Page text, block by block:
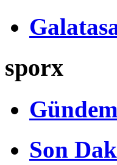
sporx
Son